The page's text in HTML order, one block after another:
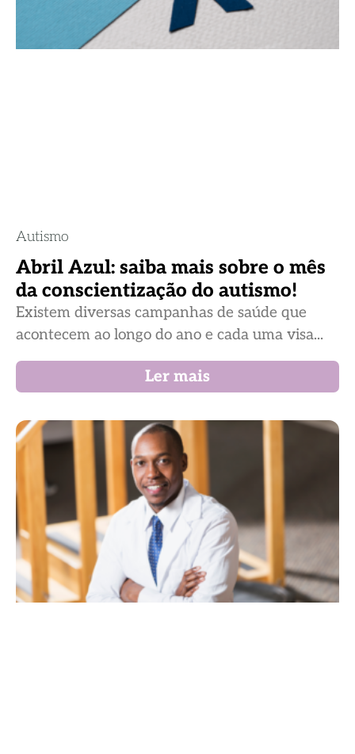
Autismo
Abril Azul: saiba mais sobre o mês
da conscientização do autismo!
Existem diversas campanhas de saúde que
acontecem ao longo do ano e cada uma visa...
Ler mais